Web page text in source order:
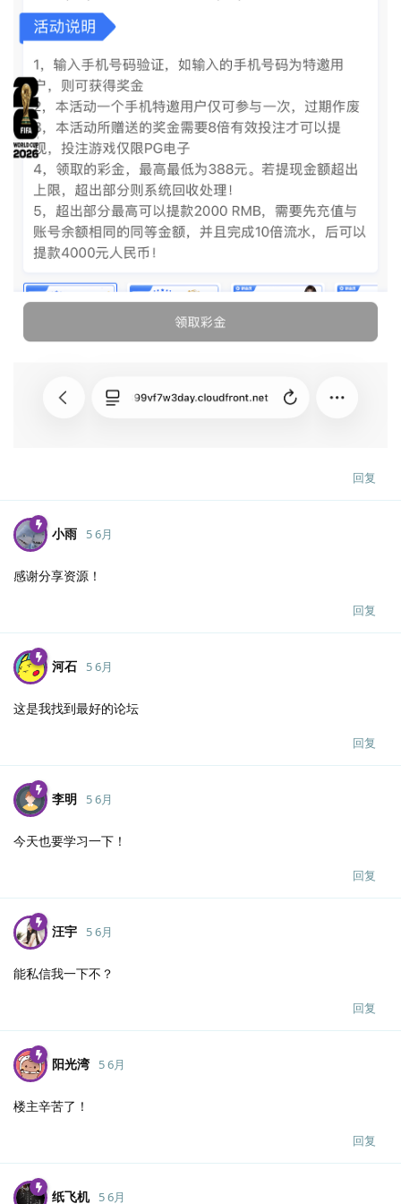
回复
小雨 5 6月
感谢分享资源！
回复
河石 5 6月
这是我找到最好的论坛
回复
李明 5 6月
今天也要学习一下！
回复
汪宇 5 6月
能私信我一下不？
回复
阳光湾 5 6月
楼主辛苦了！
回复
纸飞机 5 6月